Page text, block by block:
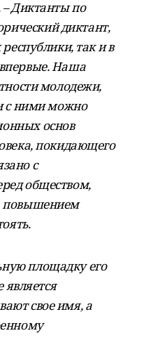
– Диктанты по
диктант,
так и в
Наша
молодежи,
с ними можно
основ
покидающего
с
обществом,
повышением
площадку его
является
свое имя, а